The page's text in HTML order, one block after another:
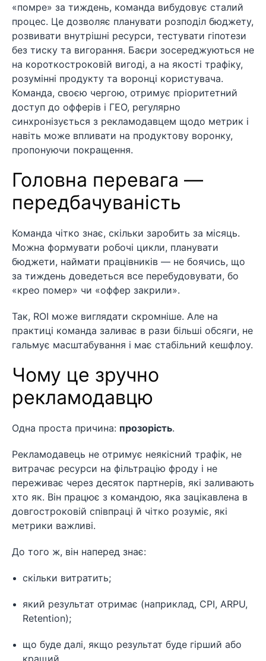
«помре» за тиждень, команда вибудовує сталий
процес. Це дозволяє планувати розподіл бюджету,
розвивати внутрішні ресурси, тестувати гіпотези
без тиску та вигорання. Баєри зосереджуються не
на короткостроковій вигоді, а на якості трафіку,
розумінні продукту та воронці користувача.
Команда, своєю чергою, отримує пріоритетний
доступ до офферів і ГЕО, регулярно
синхронізується з рекламодавцем щодо метрик і
навіть може впливати на продуктову воронку,
пропонуючи покращення.
Головна перевага —
передбачуваність
Команда чітко знає, скільки заробить за місяць.
Можна формувати робочі цикли, планувати
бюджети, наймати працівників — не боячись, що
за тиждень доведеться все перебудовувати, бо
«крео помер» чи «оффер закрили».
Так, ROI може виглядати скромніше. Але на
практиці команда заливає в рази більші обсяги, не
гальмує масштабування і має стабільний кешфлоу.
Чому це зручно
рекламодавцю
Одна проста причина: прозорість.
Рекламодавець не отримує неякісний трафік, не
витрачає ресурси на фільтрацію фроду і не
переживає через десяток партнерів, які заливають
хто як. Він працює з командою, яка зацікавлена в
довгостроковій співпраці й чітко розуміє, які
метрики важливі.
До того ж, він наперед знає:
скільки витратить;
який результат отримає (наприклад, CPI, ARPU,
Retention);
що буде далі, якщо результат буде гірший або
кращий.